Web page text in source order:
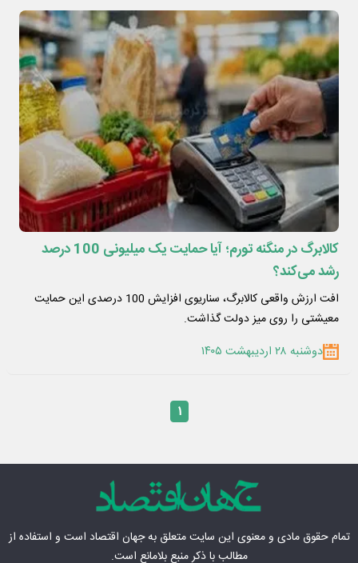
کالابرگ در منگنه تورم؛ آیا حمایت یک میلیونی 100 درصد
رشد می‌کند؟
افت ارزش واقعی کالابرگ، سناریوی افزایش 100 درصدی این حمایت
معیشتی را روی میز دولت گذاشت.
دوشنبه ۲۸ اردیبهشت ۱۴۰۵
۱
تمام حقوق مادی‌ و معنوی این سایت متعلق بهجهان اقتصاد است و استفاده از
مطالب با ذکر منبع بلامانع است.